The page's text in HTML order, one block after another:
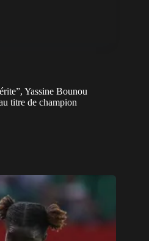
Yassine Bounou
titre de champion